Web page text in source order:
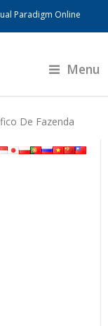
Paradigm Online
Menu
De Fazenda